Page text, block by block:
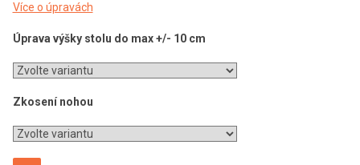
Více o úpravách
Úprava výšky stolu do max +/- 10 cm
Zkosení nohou